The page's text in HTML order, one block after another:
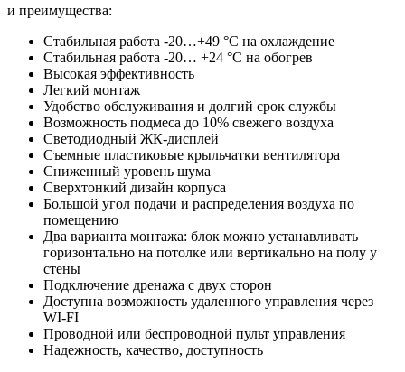
и преимущества:
Стабильная работа -20…+49 °C на охлаждение
Стабильная работа -20… +24 °C на обогрев
Высокая эффективность
Легкий монтаж
Удобство обслуживания и долгий срок службы
Возможность подмеса до 10% свежего воздуха
Светодиодный ЖК-дисплей
Съемные пластиковые крыльчатки вентилятора
Сниженный уровень шума
Сверхтонкий дизайн корпуса
Большой угол подачи и распределения воздуха по
помещению
Два варианта монтажа: блок можно устанавливать
горизонтально на потолке или вертикально на полу у
стены
Подключение дренажа с двух сторон
Доступна возможность удаленного управления через
WI-FI
Проводной или беспроводной пульт управления
Надежность, качество, доступность